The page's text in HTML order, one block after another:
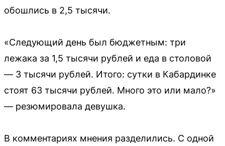
обошлись в 2,5 тысячи.
«Следующий день был бюджетным: три
лежака за 1,5 тысячи рублей и еда в столовой
— 3 тысячи рублей. Итого: сутки в Кабардинке
стоят 63 тысячи рублей. Много это или мало?»
— резюмировала девушка.
В комментариях мнения разделились. С одной